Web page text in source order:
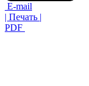
E-mail
| Печать |
PDF